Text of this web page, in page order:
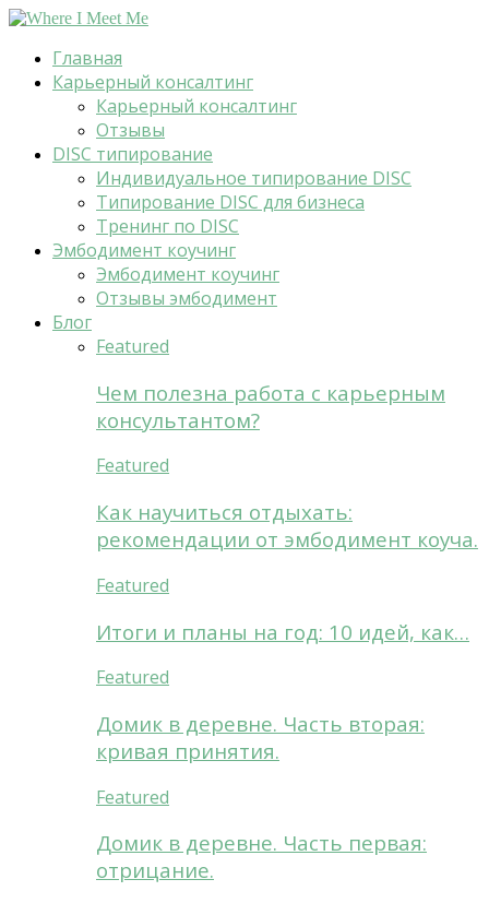
Главная
Карьерный консалтинг
Карьерный консалтинг
Отзывы
DISC типирование
Индивидуальное типирование DISC
Типирование DISC для бизнеса
Тренинг по DISC
Эмбодимент коучинг
Эмбодимент коучинг
Отзывы эмбодимент
Блог
Featured
Чем полезна работа с карьерным
консультантом?
Featured
Как научиться отдыхать:
рекомендации от эмбодимент коуча.
Featured
Итоги и планы на год: 10 идей, как…
Featured
Домик в деревне. Часть вторая:
кривая принятия.
Featured
Домик в деревне. Часть первая:
отрицание.